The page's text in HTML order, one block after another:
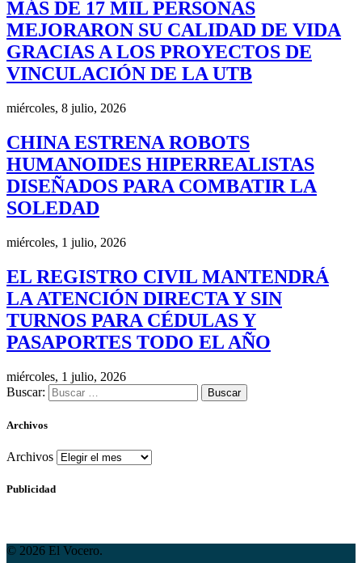
MÁS DE 17 MIL PERSONAS
MEJORARON SU CALIDAD DE VIDA
GRACIAS A LOS PROYECTOS DE
VINCULACIÓN DE LA UTB
miércoles, 8 julio, 2026
CHINA ESTRENA ROBOTS
HUMANOIDES HIPERREALISTAS
DISEÑADOS PARA COMBATIR LA
SOLEDAD
miércoles, 1 julio, 2026
EL REGISTRO CIVIL MANTENDRÁ
LA ATENCIÓN DIRECTA Y SIN
TURNOS PARA CÉDULAS Y
PASAPORTES TODO EL AÑO
miércoles, 1 julio, 2026
Buscar:
Archivos
Archivos
Publicidad
© 2026 El Vocero.